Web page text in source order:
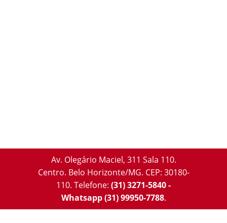
Av. Olegário Maciel, 311 Sala 110.
Centro. Belo Horizonte/MG. CEP: 30180-
110. Telefone: (31) 3271-5840 -
Whatsapp (31) 99950-7788.